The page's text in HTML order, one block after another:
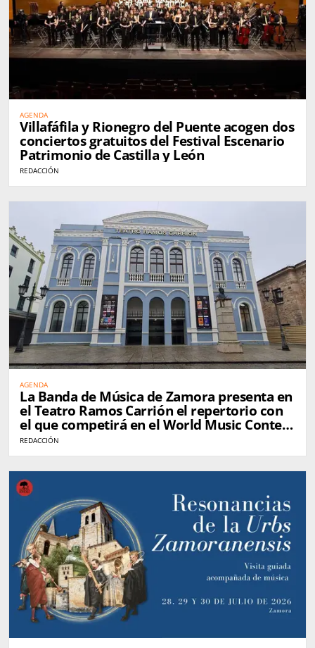
AGENDA
Villafáfila y Rionegro del Puente acogen dos
conciertos gratuitos del Festival Escenario
Patrimonio de Castilla y León
REDACCIÓN
AGENDA
La Banda de Música de Zamora presenta en
el Teatro Ramos Carrión el repertorio con
el que competirá en el World Music Contest
de Kerkrade
REDACCIÓN